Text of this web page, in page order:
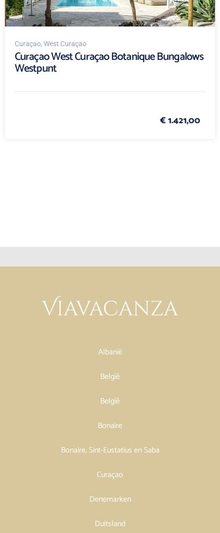
Curaçao, West Curaçao
Curaçao West Curaçao Botanique Bungalows
Westpunt
€ 1.421,00
Albanië
België
België
Bonaire
Bonaire, Sint-Eustatius en Saba
Curaçao
Denemarken
Duitsland